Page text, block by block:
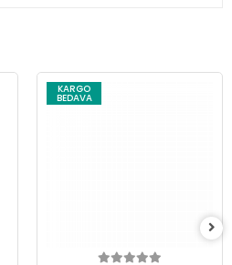
KARGO
BEDAVA